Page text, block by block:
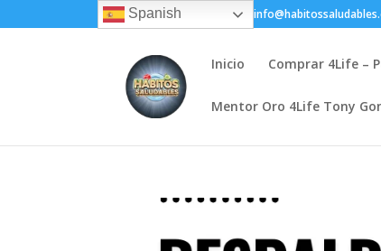
+(505) 8200-1450
Inicio Comprar 4Life –
Mentor Oro 4Life Tony
Spanish